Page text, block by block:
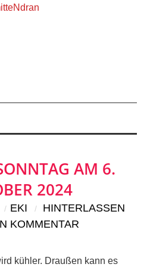
AM 6.
2024
EKI
HINTERLASSEN
KOMMENTAR
kühler. Draußen kann es